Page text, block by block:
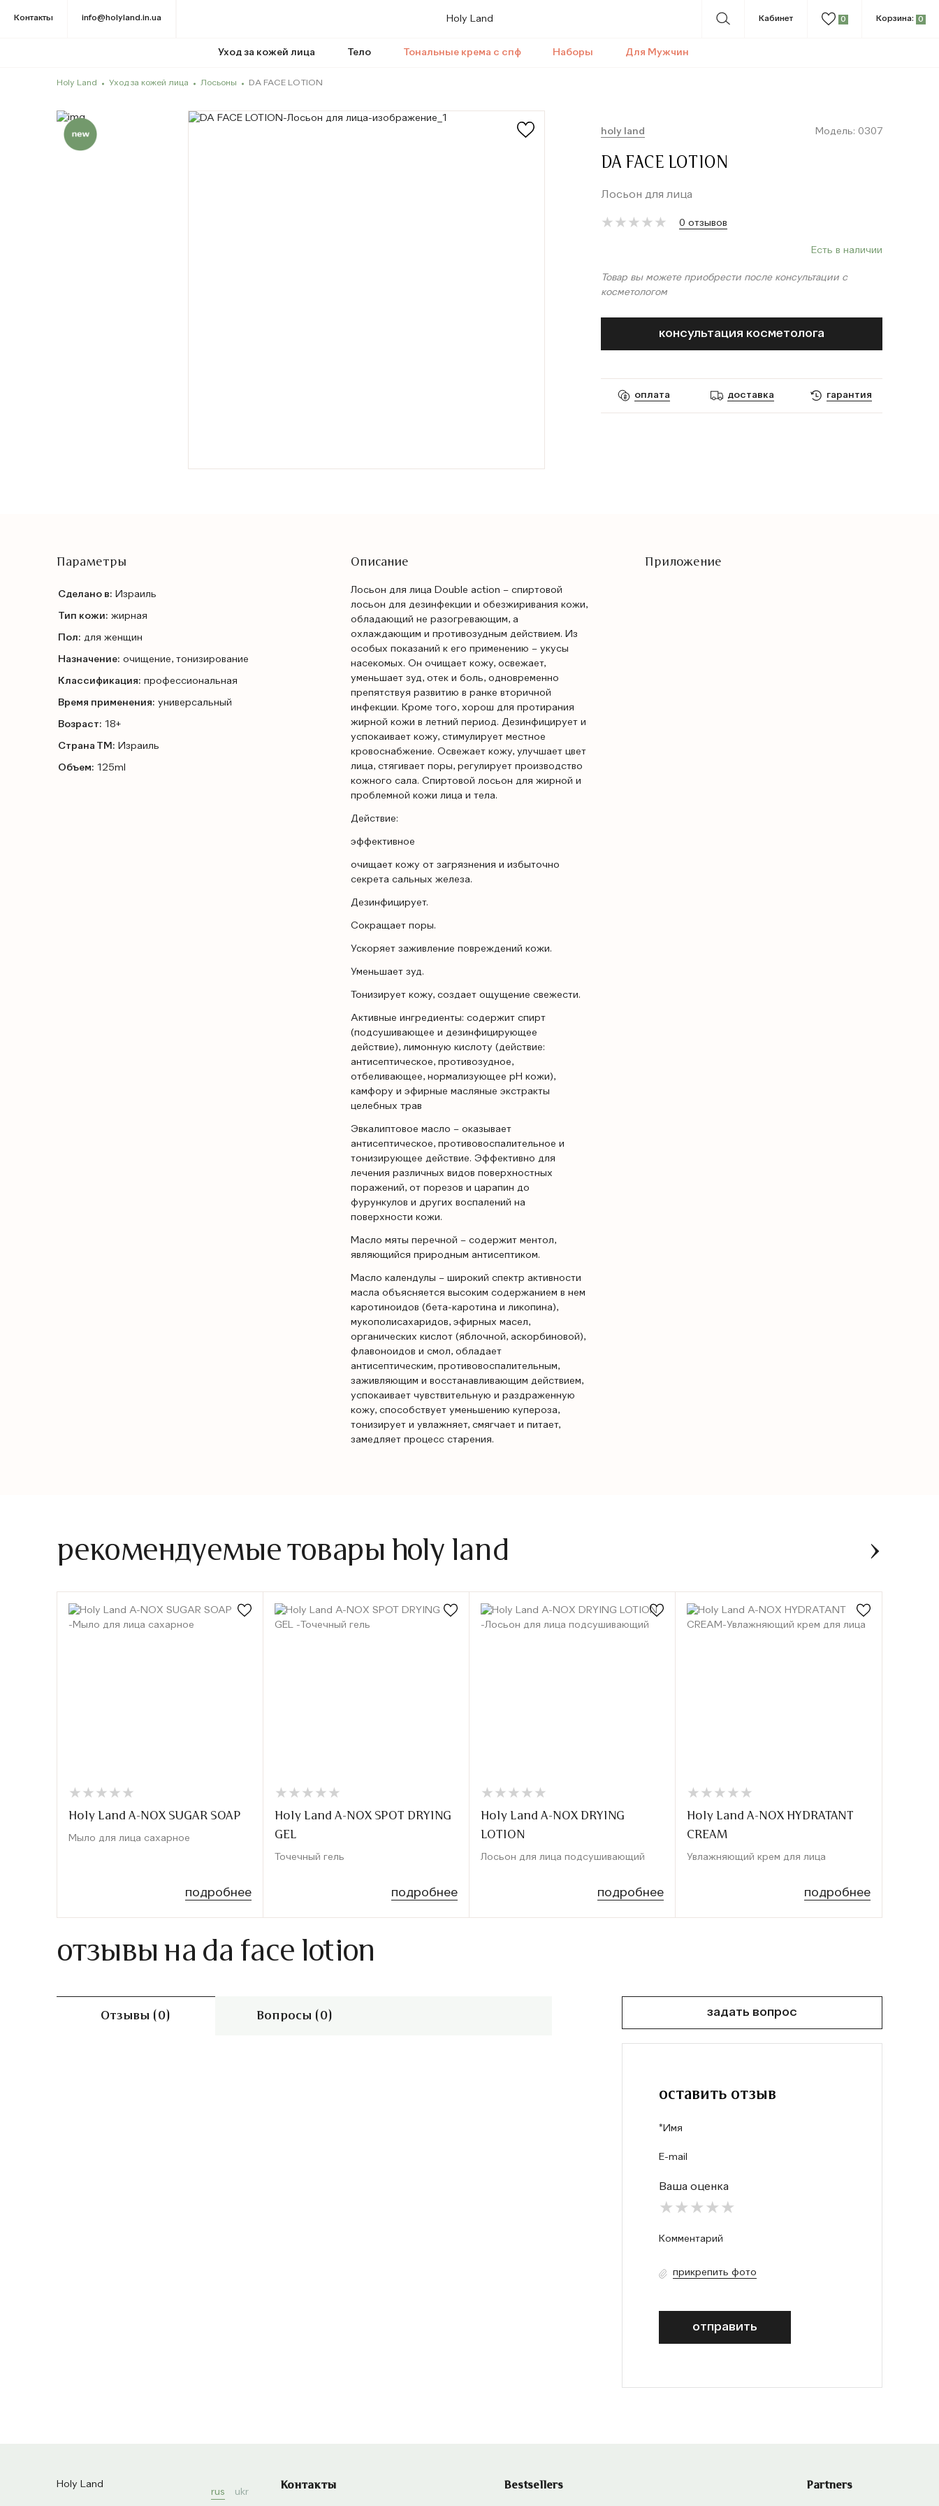
Контакты info@holyland.in.ua Holy Land
Уход за кожей лица Тело Тональные крема с спф Наборы Для Мужчин
Кабинет 0 Корзина: 0
Holy Land Уход за кожей лица Лосьоны DA FACE LOTION
holy land Модель: 0307
DA FACE LOTION
Лосьон для лица
★
★ ★
★ ★
★ ★
★ ★
★ 0 отзывов
Есть в наличии
Товар вы можете приобрести после консультации с
косметологом
консультация косметолога
оплата доставка гарантия
Параметры
Сделано в: Израиль
Тип кожи: жирная
Пол: для женщин
Назначение: очищение, тонизирование
Классификация: профессиональная
Время применения: универсальный
Возраст: 18+
Страна ТМ: Израиль
Объем: 125ml
Описание
Лосьон для лица Double action – спиртовой
лосьон для дезинфекции и обезжиривания кожи,
обладающий не разогревающим, а
охлаждающим и противозудным действием. Из
особых показаний к его применению – укусы
насекомых. Он очищает кожу, освежает,
уменьшает зуд, отек и боль, одновременно
препятствуя развитию в ранке вторичной
инфекции. Кроме того, хорош для протирания
жирной кожи в летний период. Дезинфицирует и
успокаивает кожу, стимулирует местное
кровоснабжение. Освежает кожу, улучшает цвет
лица, стягивает поры, регулирует производство
кожного сала. Спиртовой лосьон для жирной и
проблемной кожи лица и тела.
Действие:
эффективное
очищает кожу от загрязнения и избыточно
секрета сальных железа.
Дезинфицирует.
Сокращает поры.
Ускоряет заживление повреждений кожи.
Уменьшает зуд.
Тонизирует кожу, создает ощущение свежести.
Активные ингредиенты: содержит спирт
(подсушивающее и дезинфицирующее
действие), лимонную кислоту (действие:
антисептическое, противозудное,
отбеливающее, нормализующее pH кожи),
камфору и эфирные масляные экстракты
целебных трав
Эвкалиптовое масло – оказывает
антисептическое, противовоспалительное и
тонизирующее действие. Эффективно для
лечения различных видов поверхностных
поражений, от порезов и царапин до
фурункулов и других воспалений на
поверхности кожи.
Масло мяты перечной – содержит ментол,
являющийся природным антисептиком.
Масло календулы – широкий спектр активности
масла объясняется высоким содержанием в нем
каротиноидов (бета-каротина и ликопина),
мукополисахаридов, эфирных масел,
органических кислот (яблочной, аскорбиновой),
флавоноидов и смол, обладает
антисептическим, противовоспалительным,
заживляющим и восстанавливающим действием,
успокаивает чувствительную и раздраженную
кожу, способствует уменьшению купероза,
тонизирует и увлажняет, смягчает и питает,
замедляет процесс старения.
Приложение
рекомендуемые товары holy land
★
★ ★
★ ★
★ ★
★ ★
★
Holy Land A-NOX SUGAR SOAP
Мыло для лица сахарное
подробнее
★
★ ★
★ ★
★ ★
★ ★
★
Holy Land A-NOX SPOT DRYING
GEL
Точечный гель
подробнее
★
★ ★
★ ★
★ ★
★ ★
★
Holy Land A-NOX DRYING
LOTION
Лосьон для лица подсушивающий
подробнее
★
★ ★
★ ★
★ ★
★ ★
★
Holy Land A-NOX HYDRATANT
CREAM
Увлажняющий крем для лица
подробнее
отзывы на da face lotion
Отзывы (0) Вопросы (0) задать вопрос
оставить отзыв
Ваша оценка
прикрепить фото
отправить
Holy Land
rus ukr
Контакты Bestsellers Partners